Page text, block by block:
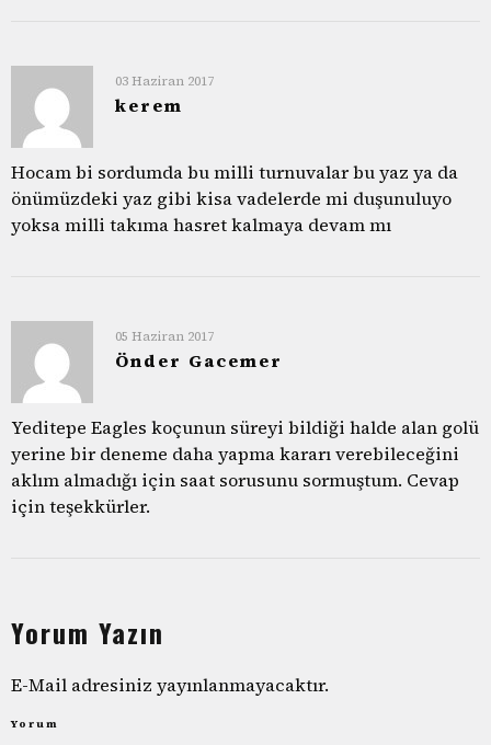
03 Haziran 2017
kerem
Hocam bi sordumda bu milli turnuvalar bu yaz ya da
önümüzdeki yaz gibi kisa vadelerde mi duşunuluyo
yoksa milli takıma hasret kalmaya devam mı
05 Haziran 2017
Önder Gacemer
Yeditepe Eagles koçunun süreyi bildiği halde alan golü
yerine bir deneme daha yapma kararı verebileceğini
aklım almadığı için saat sorusunu sormuştum. Cevap
için teşekkürler.
Yorum Yazın
E-Mail adresiniz yayınlanmayacaktır.
Yorum